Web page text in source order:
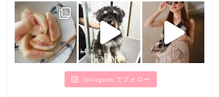
Instagram でフォロー